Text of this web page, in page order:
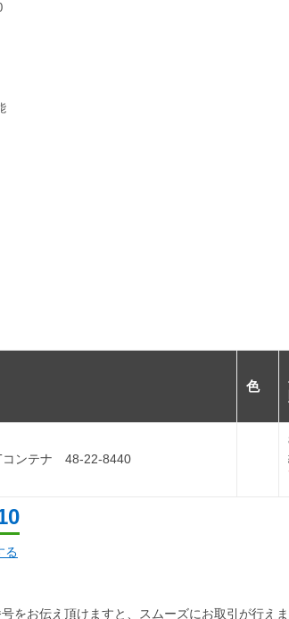
色
コンテナ 48-22-8440
る
をお伝え頂けますと、スムーズにお取引が行えま